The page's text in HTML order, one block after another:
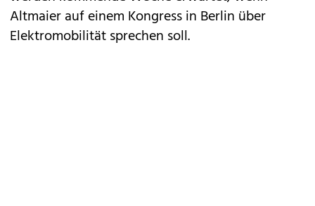
Altmaier auf einem Kongress in Berlin über
Elektromobilität sprechen soll.